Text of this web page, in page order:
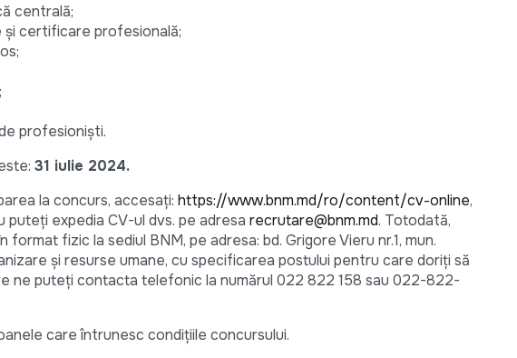
centrală;
certificare profesională;
profesioniști.
31 iulie 2024.
la concurs, accesaţi: https://www.bnm.md/ro/content/cv-online,
expedia CV-ul dvs. pe adresa recrutare@bnm.md. Totodată,
fizic la sediul BNM, pe adresa: bd. Grigore Vieru nr.1, mun.
şi resurse umane, cu specificarea postului pentru care doriţi să
ne puteți contacta telefonic la numărul 022 822 158 sau 022-822-
care întrunesc condiţiile concursului.